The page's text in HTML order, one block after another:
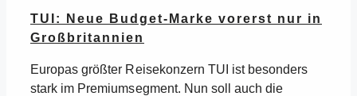
TUI: Neue Budget-Marke vorerst nur in
Großbritannien
Europas größter Reisekonzern TUI ist besonders
stark im Premiumsegment. Nun soll auch die